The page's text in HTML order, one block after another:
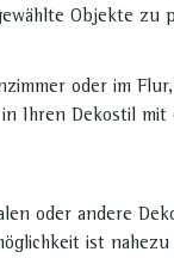
Objekte zu
oder im
Ihren Dekostil
oder andere
ist